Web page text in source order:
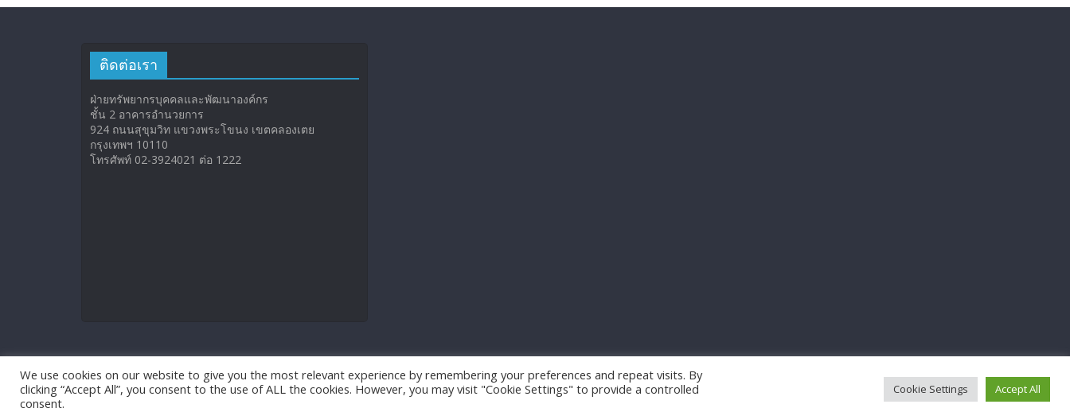
ติดต่อเรา
ฝ่ายทรัพยากรบุคคลและพัฒนาองค์กร
ชั้น 2 อาคารอำนวยการ
924 ถนนสุขุมวิท แขวงพระโขนง เขตคลองเตย
กรุงเทพฯ 10110
โทรศัพท์ 02-3924021 ต่อ 1222
We use cookies on our website to give you the most relevant experience by remembering your preferences and repeat visits. By
clicking “Accept All”, you consent to the use of ALL the cookies. However, you may visit "Cookie Settings" to provide a controlled
consent.
Cookie Settings Accept All